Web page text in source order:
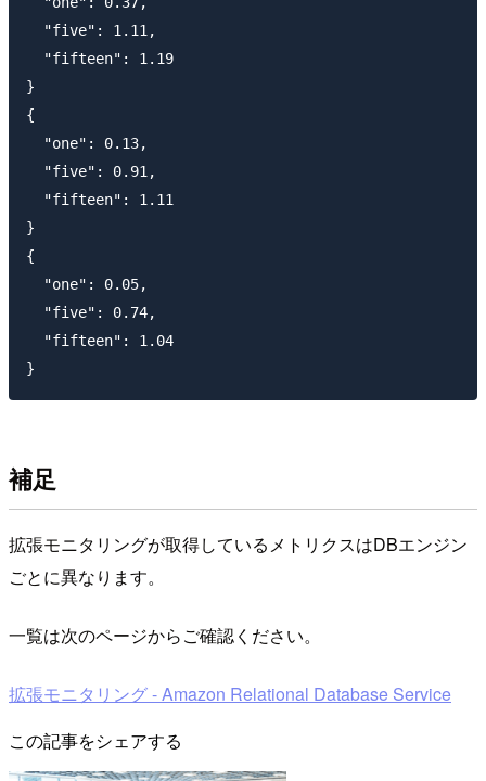
  "five": 1.11,
  "fifteen": 1.19
}
{
  "one": 0.13,
  "five": 0.91,
  "fifteen": 1.11
}
{
  "one": 0.05,
  "five": 0.74,
  "fifteen": 1.04
補足
拡張モニタリングが取得しているメトリクスはDBエンジン
ごとに異なります。
一覧は次のページからご確認ください。
拡張モニタリング - Amazon Relational Database Service
この記事をシェアする